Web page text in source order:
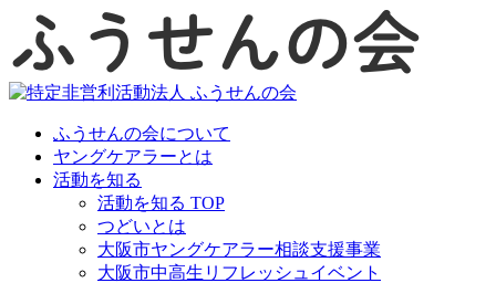
ふうせんの会について
ヤングケアラーとは
活動を知る
活動を知る TOP
つどいとは
大阪市ヤングケアラー相談支援事業
大阪市中高生リフレッシュイベント